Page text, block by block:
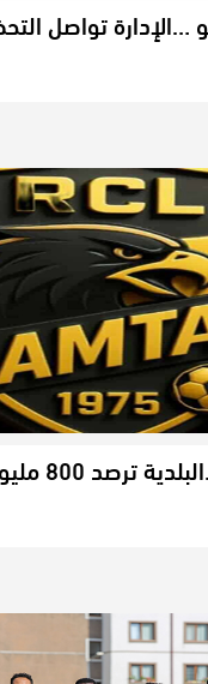
…الإدارة تواصل
سريع لمطار